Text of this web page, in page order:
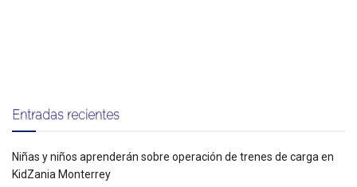
Entradas recientes
Niñas y niños aprenderán sobre operación de trenes de carga en
KidZania Monterrey